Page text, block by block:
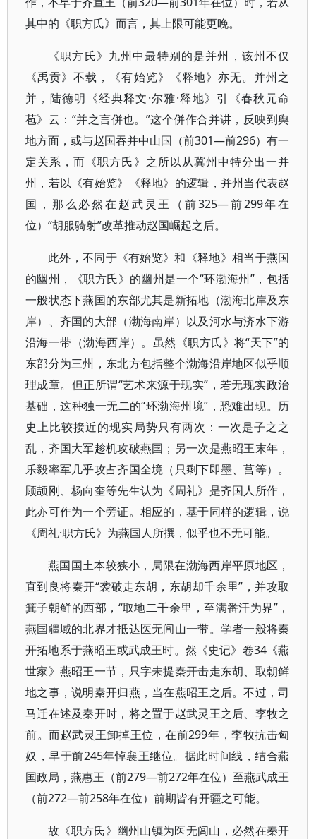
其中的《职方氏》而言，其上限可能更晚。
《职方氏》九州中最特别的是并州，该州不仅
《禹贡》不载，《有始览》《释地》亦无。并州之
并，陆德明《经典释文·尔雅·释地》引《春秋元命
苞》云：“并之言併也。”这个併作合并讲，反映到舆
地方面，或与赵国吞并中山国（前301—前296）有一
定关系，而《职方氏》之所以从冀州中特分出一并
州，若以《有始览》《释地》的逻辑，并州当代表赵
国，那么必然在赵武灵王（前325—前299年在
位）“胡服骑射”改革推动赵国崛起之后。
此外，不同于《有始览》和《释地》相当于燕国
的幽州，《职方氏》的幽州是一个“环渤海州”，包括
一般状态下燕国的东部尤其是新拓地（渤海北岸及东
岸）、齐国的大部（渤海南岸）以及河水与济水下游
沿海一带（渤海西岸）。虽然《职方氏》将“天下”的
东部分为三州，东北方包括整个渤海沿岸地区似乎顺
理成章。但正所谓“艺术来源于现实”，若无现实政治
基础，这种独一无二的“环渤海州境”，恐难出现。历
史上比较接近的现实局势只有两次：一次是子之之
乱，齐国大军趁机攻破燕国；另一次是燕昭王末年，
乐毅率军几乎攻占齐国全境（只剩下即墨、莒等）。
顾颉刚、杨向奎等先生认为《周礼》是齐国人所作，
此亦可作为一个旁证。相应的，基于同样的逻辑，说
《周礼·职方氏》为燕国人所撰，似乎也不无可能。
燕国国土本较狭小，局限在渤海西岸平原地区，
直到良将秦开“袭破走东胡，东胡却千余里”，并攻取
箕子朝鲜的西部，“取地二千余里，至满番汗为界”，
燕国疆域的北界才抵达医无闾山一带。学者一般将秦
开拓地系于燕昭王或武成王时。然《史记》卷34《燕
世家》燕昭王一节，只字未提秦开击走东胡、取朝鲜
地之事，说明秦开归燕，当在燕昭王之后。不过，司
马迁在述及秦开时，将之置于赵武灵王之后、李牧之
前。而赵武灵王卸掉王位，在前299年，李牧抗击匈
奴，早于前245年悼襄王继位。据此时间线，结合燕
国政局，燕惠王（前279—前272年在位）至燕武成王
（前272—前258年在位）前期皆有开疆之可能。
故《职方氏》幽州山镇为医无闾山，必然在秦开